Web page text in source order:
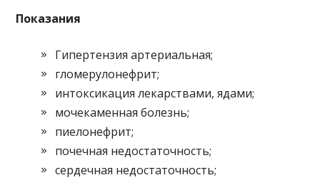
Показания
Гипертензия артериальная;
гломерулонефрит;
интоксикация лекарствами, ядами;
мочекаменная болезнь;
пиелонефрит;
почечная недостаточность;
сердечная недостаточность;